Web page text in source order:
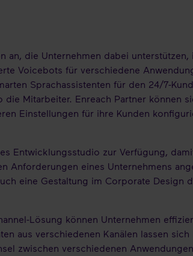
an, die Unternehmen dabei unterstützen,
Voicebots für verschiedene
Sprachassistenten für den 24/7-
Mitarbeiter. Enreach Partner können
Einstellungen für ihre Kunden
Entwicklungsstudio zur Verfügung,
Anforderungen eines Unternehmens
eine Gestaltung im Corporate Design
Lösung können Unternehmen
aus verschiedenen Kanälen lassen
zwischen verschiedenen